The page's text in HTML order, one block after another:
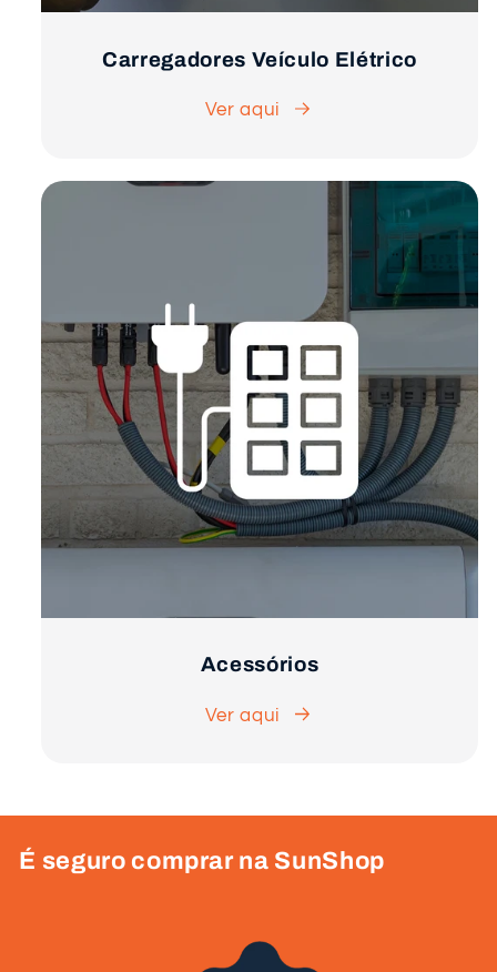
Carregadores Veículo Elétrico
Ver aqui
Acessórios
Ver aqui
É seguro comprar na SunShop